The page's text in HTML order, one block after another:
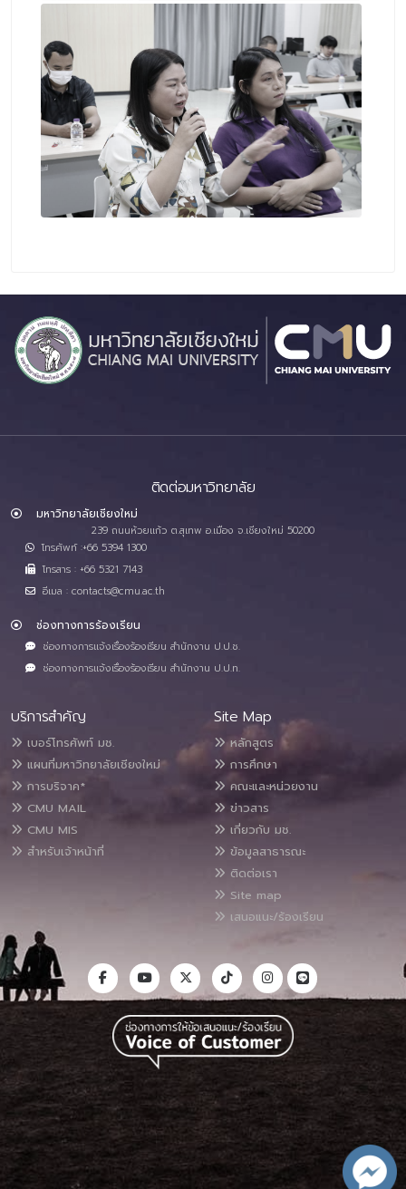
ติดต่อมหาวิทยาลัย
มหาวิทยาลัยเชียงใหม่
239 ถนนห้วยแก้ว ต.สุเทพ อ.เมือง จ.เชียงใหม่ 50200
โทรศัพท์ :+66 5394 1300
โทรสาร : +66 5321 7143
อีเมล : contacts@cmu.ac.th
ช่องทางการร้องเรียน
ช่องทางการแจ้งเรื่องร้องเรียน สำนักงาน ป.ป.ช.
ช่องทางการแจ้งเรื่องร้องเรียน สำนักงาน ป.ป.ท.
บริการสำคัญ
เบอร์โทรศัพท์ มช.
แผนที่มหาวิทยาลัยเชียงใหม่
การบริจาค*
CMU MAIL
CMU MIS
สำหรับเจ้าหน้าที่
Site Map
หลักสูตร
การศึกษา
คณะและหน่วยงาน
ข่าวสาร
เกี่ยวกับ มช.
ข้อมูลสาธารณะ
ติดต่อเรา
Site map
เสนอแนะ/ร้องเรียน